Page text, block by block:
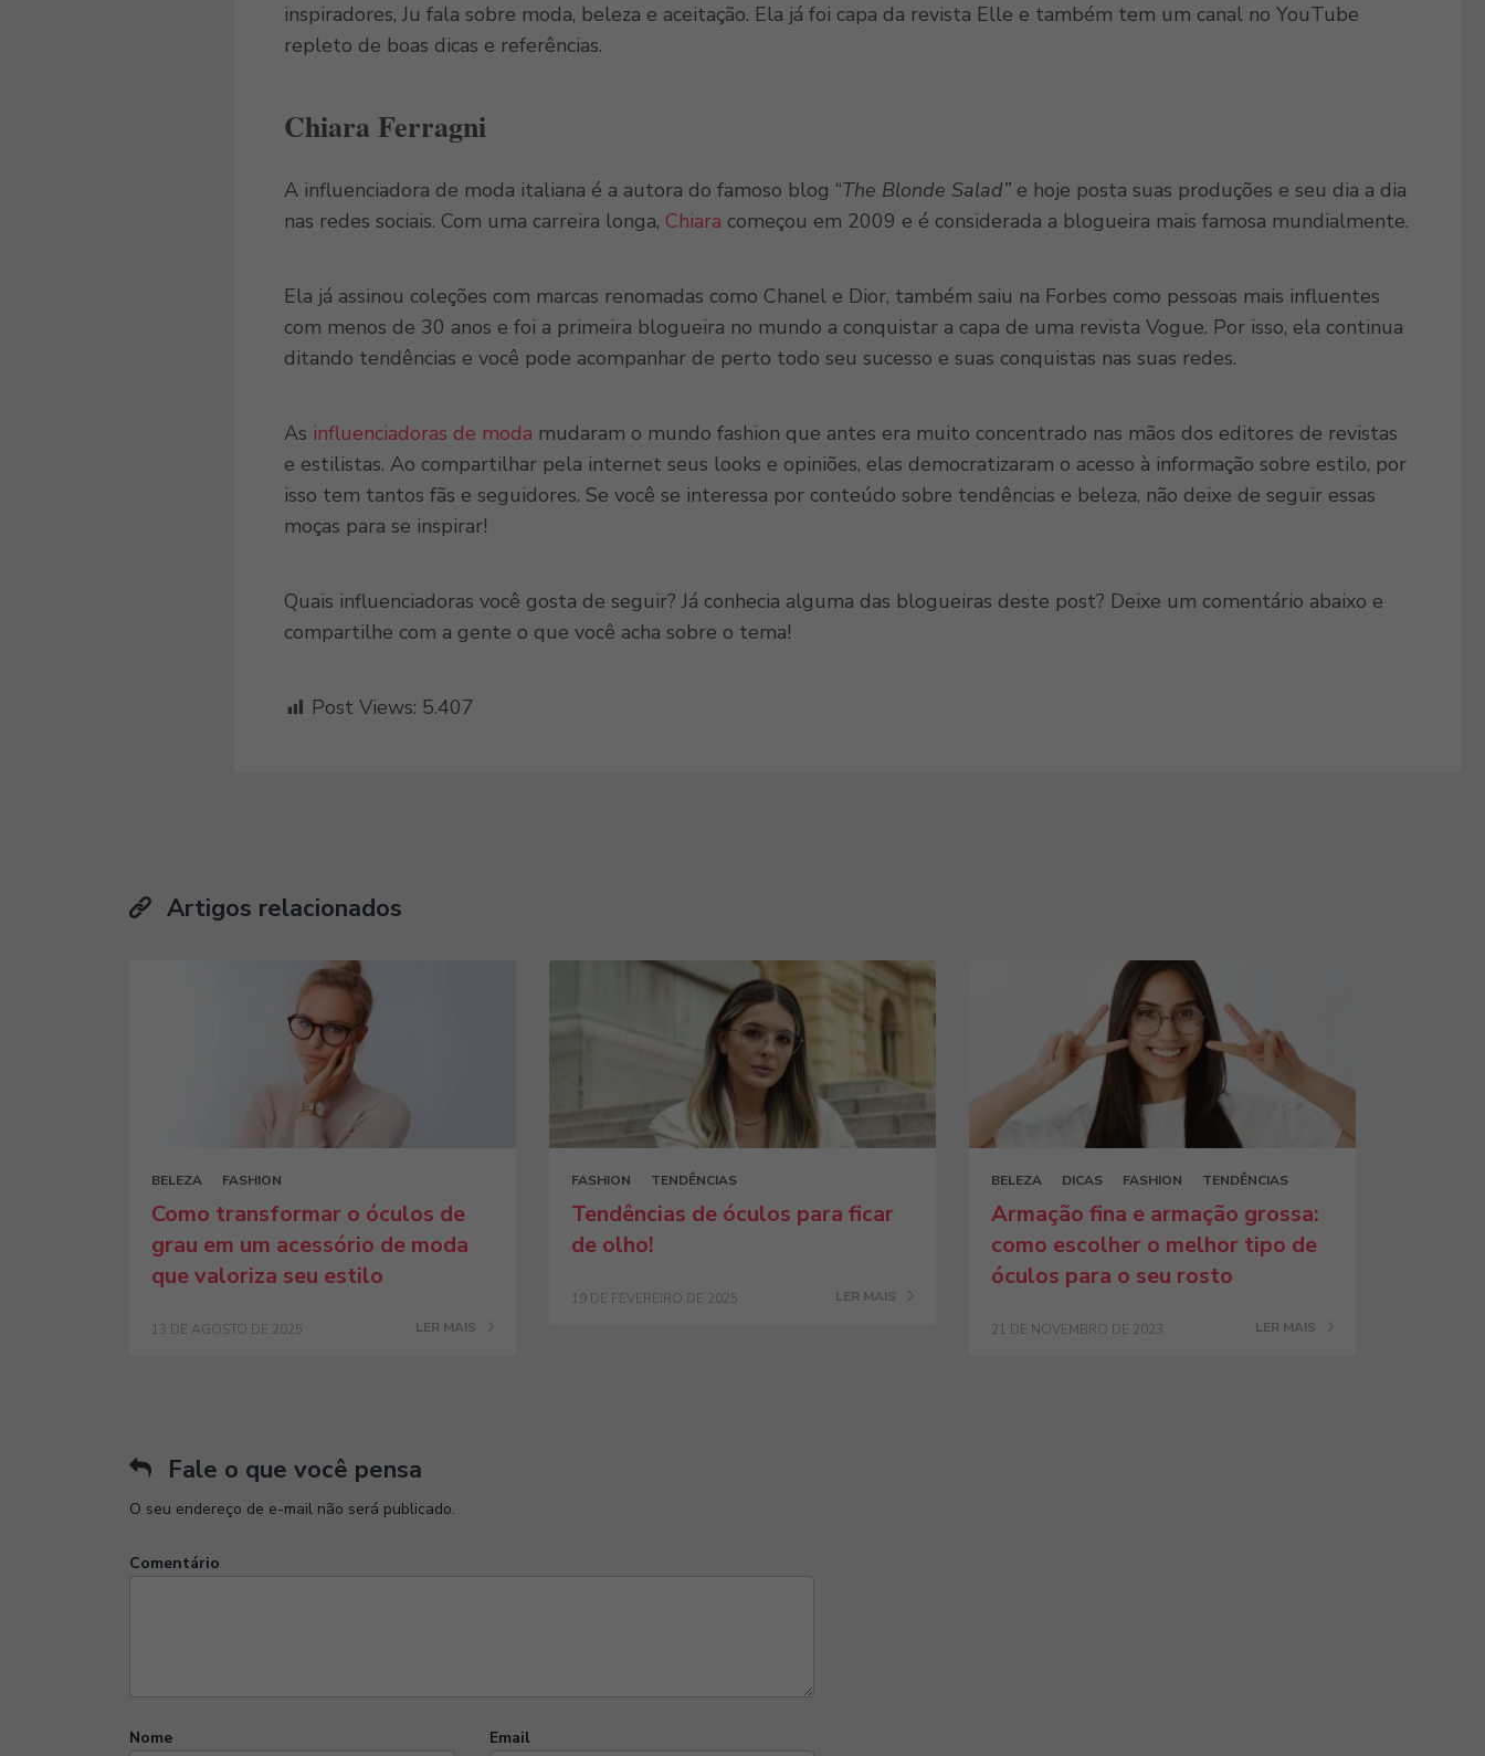
inspiradores, Ju fala sobre moda, beleza e aceitação. Ela já foi capa da revista Elle e também tem um canal no YouTube
repleto de boas dicas e referências.
Chiara Ferragni
A influenciadora de moda italiana é a autora do famoso blog “The Blonde Salad”e hoje posta suas produções e seu dia a dia
nas redes sociais. Com uma carreira longa, Chiara começou em 2009 e é considerada a blogueira mais famosa mundialmente.
Ela já assinou coleções com marcas renomadas como Chanel e Dior, também saiu na Forbes como pessoas mais influentes
com menos de 30 anos e foi a primeira blogueira no mundo a conquistar a capa de uma revista Vogue. Por isso, ela continua
ditando tendências e você pode acompanhar de perto todo seu sucesso e suas conquistas nas suas redes.
As influenciadoras de moda mudaram o mundo fashion que antes era muito concentrado nas mãos dos editores de revistas
e estilistas. Ao compartilhar pela internet seus looks e opiniões, elas democratizaram o acesso à informação sobre estilo, por
isso tem tantos fãs e seguidores. Se você se interessa por conteúdo sobre tendências e beleza, não deixe de seguir essas
moças para se inspirar!
Quais influenciadoras você gosta de seguir? Já conhecia alguma das blogueiras deste post? Deixe um comentário abaixo e
compartilhe com a gente o que você acha sobre o tema!
Post Views: 5.407
Artigos relacionados
BELEZA FASHION
Como transformar o óculos de
grau em um acessório de moda
que valoriza seu estilo
13 DE AGOSTO DE 2025 LER MAIS
FASHION TENDÊNCIAS
Tendências de óculos para ficar
de olho!
19 DE FEVEREIRO DE 2025 LER MAIS
BELEZA DICAS FASHION TENDÊNCIAS
Armação fina e armação grossa:
como escolher o melhor tipo de
óculos para o seu rosto
21 DE NOVEMBRO DE 2023 LER MAIS
Fale o que você pensa
O seu endereço de e-mail não será publicado.
Nome Email
Comentário